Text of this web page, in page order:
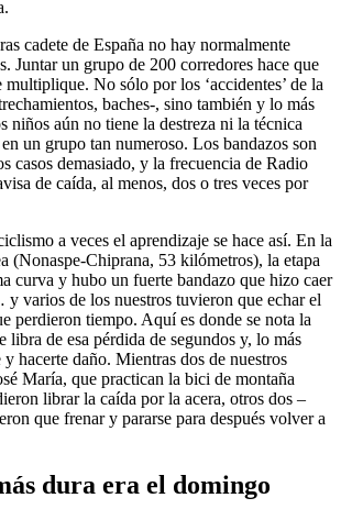
cadete de España no hay normalmente
Juntar un grupo de 200 corredores hace que
multiplique. No sólo por los ‘accidentes’ de la
baches-, sino también y lo más
niños aún no tiene la destreza ni la técnica
en un grupo tan numeroso. Los bandazos son
casos demasiado, y la frecuencia de Radio
de caída, al menos, dos o tres veces por
a veces el aprendizaje se hace así. En la
(Nonaspe-Chiprana, 53 kilómetros), la etapa
curva y hubo un fuerte bandazo que hizo caer
varios de los nuestros tuvieron que echar el
perdieron tiempo. Aquí es donde se nota la
libra de esa pérdida de segundos y, lo más
hacerte daño. Mientras dos de nuestros
María, que practican la bici de montaña
librar la caída por la acera, otros dos –
que frenar y pararse para después volver a
dura era el domingo